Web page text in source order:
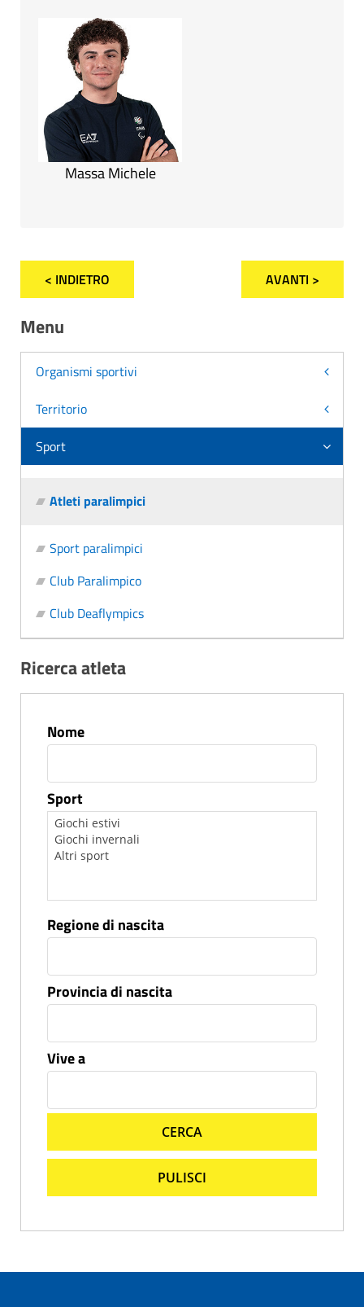
Massa Michele
< INDIETRO AVANTI >
Menu
Organismi sportivi
Territorio
Sport
Atleti paralimpici
Sport paralimpici
Club Paralimpico
Club Deaflympics
Ricerca atleta
Nome
Sport
Regione di nascita
Provincia di nascita
Vive a
CERCA
PULISCI